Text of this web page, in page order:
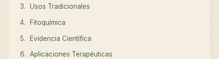
Usos Tradicionales
Fitoquímica
Evidencia Científica
Aplicaciones Terapéuticas